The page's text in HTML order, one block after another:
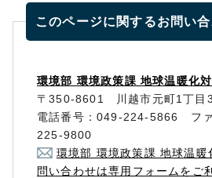
このページに関するお問い
環境部 環境政策課 地球温暖化
〒350-8601 川越市元町1丁目
電話番号：049-224-5866 フ
225-9800
環境部 環境政策課 地球温暖
問い合わせは専用フォームをご